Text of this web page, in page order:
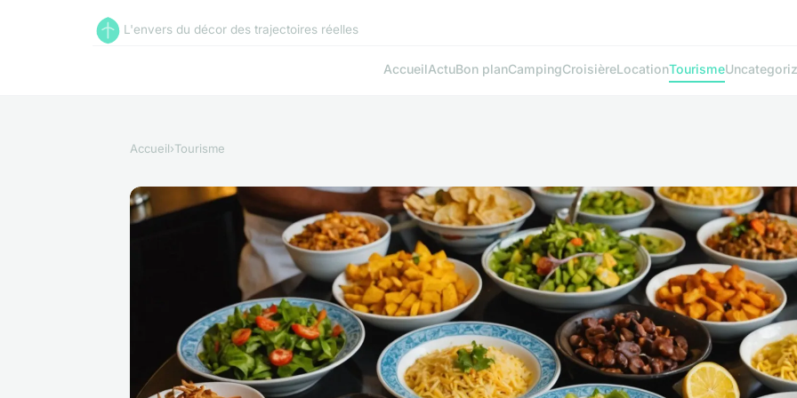
L'envers du décor des trajectoires réelles
AccueilActuBon planCampingCroisièreLocationTourisme
Accueil›Tourisme